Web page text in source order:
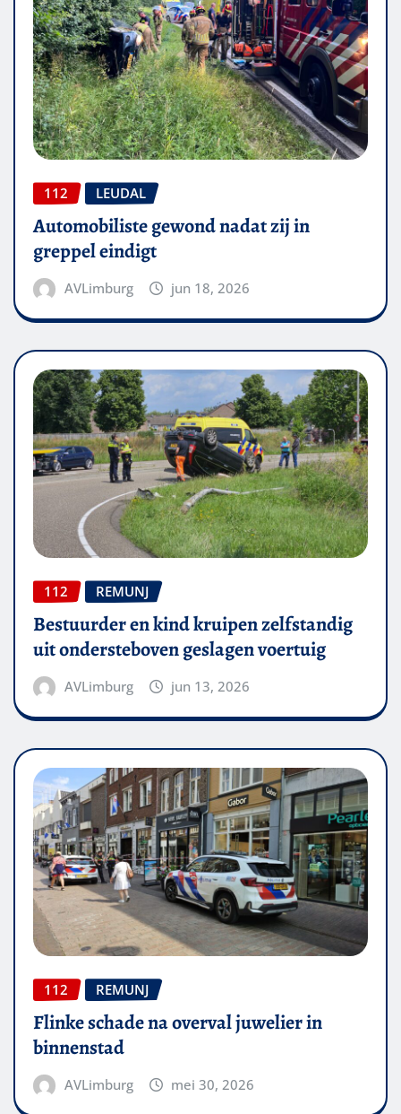
112 LEUDAL
Automobiliste gewond nadat zij in
greppel eindigt
AVLimburg jun 18, 2026
112 REMUNJ
Bestuurder en kind kruipen zelfstandig
uit ondersteboven geslagen voertuig
AVLimburg jun 13, 2026
112 REMUNJ
Flinke schade na overval juwelier in
binnenstad
AVLimburg mei 30, 2026